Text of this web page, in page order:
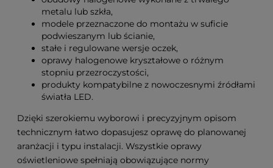
metalu lub szkła,
modele przeznaczone do montażu w suficie
podwieszanym lub ścianie,
stałe i regulowane wersje oczek,
oprawy halogenowe kryształowe o różnym
stopniu przezroczystości,
produkty kompatybilne z nowoczesnymi źródłami
światła LED.
Dzięki szerokiemu wyborowi i precyzyjnym opisom
technicznym łatwo dopasujesz oprawę do planowanej
aranżacji i typu instalacji. Wszystkie oprawy
oświetleniowe spełniają obowiązujące normy